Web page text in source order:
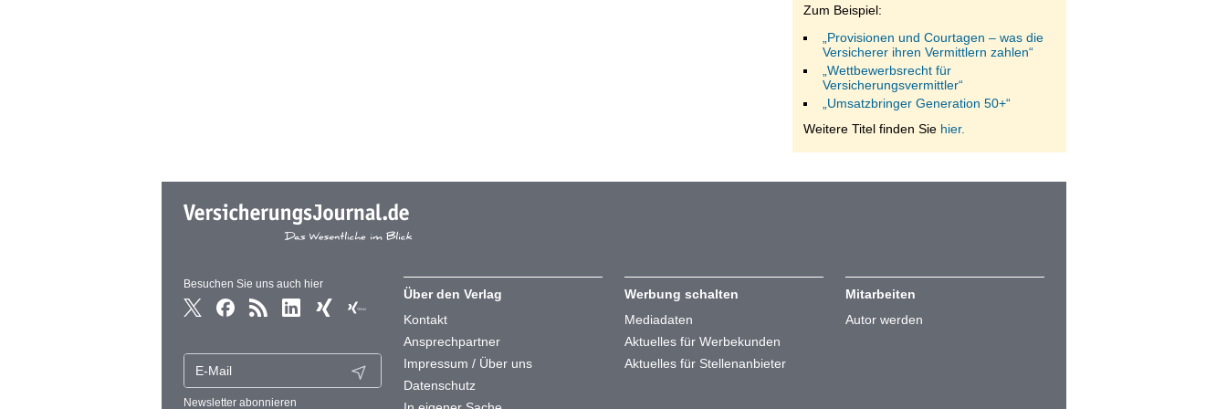
Zum Beispiel:
„Provisionen und Courtagen – was die
Versicherer ihren Vermittlern zahlen“
„Wettbewerbsrecht für
Versicherungsvermittler“
„Umsatzbringer Generation 50+“
Weitere Titel finden Sie hier.
Besuchen Sie uns auch hier
Newsletter abonnieren
Über den Verlag
Kontakt
Ansprechpartner
Impressum / Über uns
Datenschutz
Werbung schalten
Mediadaten
Aktuelles für Werbekunden
Aktuelles für Stellenanbieter
Mitarbeiten
Autor werden